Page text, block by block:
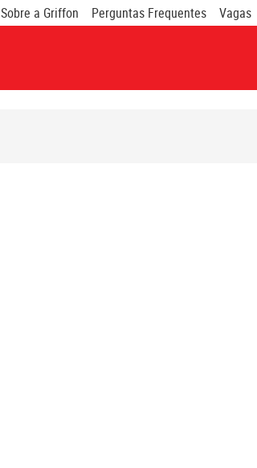
Sobre a Griffon Perguntas Frequentes Vagas